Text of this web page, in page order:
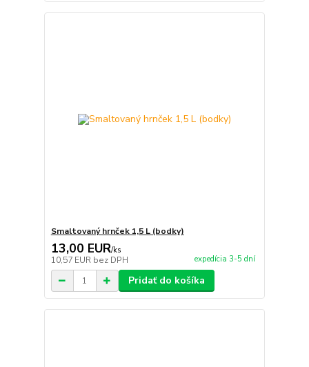
Smaltovaný hrnček 1,5 L (bodky)
13,00 EUR/ks
10,57 EUR bez DPH expedícia 3-5 dní
Pridať do košíka